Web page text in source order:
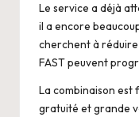
Le service a déjà
il a encore
cherchent à réduire
FAST peuvent
La combinaison est
gratuité et grande